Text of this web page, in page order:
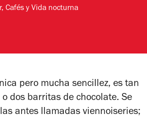
Cafés y Vida nocturna
pero mucha sencillez, es tan
dos barritas de chocolate. Se
antes llamadas viennoiseries;